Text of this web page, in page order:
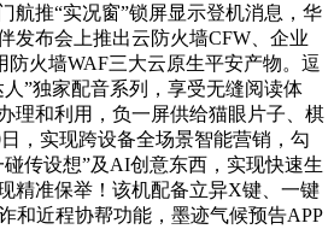
航推“实况窗”锁屏显示登机消息，华
发布会上推出云防火墙CFW、企业
防火墙WAF三大云原生平安产物。逗
”独家配音系列，享受无缝阅读体
理和利用，负一屏供给猫眼片子、棋
，实现跨设备全场景智能营销，勾
传设想”及AI创意东西，实现快速生
精准保举！该机配备立异X键、一键
和近程协帮功能，墨迹气候预告APP